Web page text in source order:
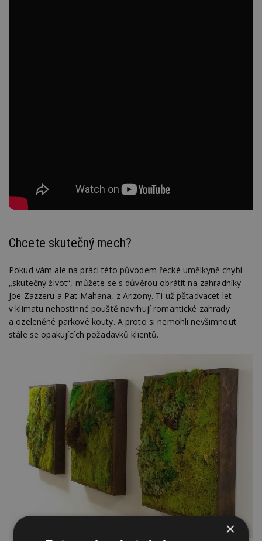
Chcete skutečný mech?
Pokud vám ale na práci této původem řecké umělkyně chybí
„skutečný život“, můžete se s důvěrou obrátit na zahradníky
Joe Zazzeru a Pat Mahana, z Arizony. Ti už pětadvacet let
v klimatu nehostinné pouště navrhují romantické zahrady
a ozeleněné parkové kouty. A proto si nemohli nevšimnout
stále se opakujících požadavků klientů.
×